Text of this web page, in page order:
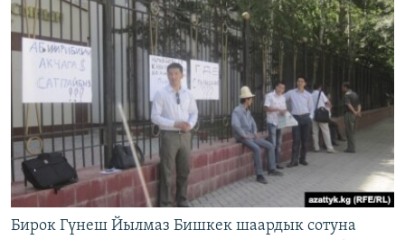
Бирок Гүнеш Йылмаз Бишкек шаардык сотуна